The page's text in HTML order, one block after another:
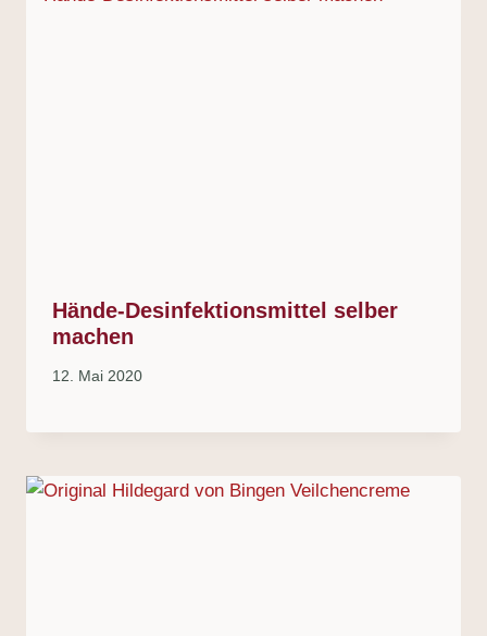
Hände-Desinfektionsmittel selber
machen
12. Mai 2020